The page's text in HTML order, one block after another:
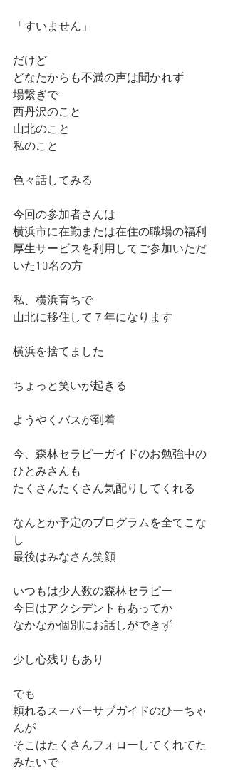
「すいません」
だけど
どなたからも不満の声は聞かれず
場繋ぎで
西丹沢のこと
山北のこと
私のこと
色々話してみる
今回の参加者さんは
横浜市に在勤または在住の職場の福利
厚生サービスを利用してご参加いただ
いた10名の方
私、横浜育ちで
山北に移住して７年になります
横浜を捨てました
ちょっと笑いが起きる
ようやくバスが到着
今、森林セラピーガイドのお勉強中の
ひとみさんも
たくさんたくさん気配りしてくれる
なんとか予定のプログラムを全てこな
し
最後はみなさん笑顔
いつもは少人数の森林セラピー
今日はアクシデントもあってか
なかなか個別にお話しができず
少し心残りもあり
でも
頼れるスーパーサブガイドのひーちゃ
んが
そこはたくさんフォローしてくれてた
みたいで